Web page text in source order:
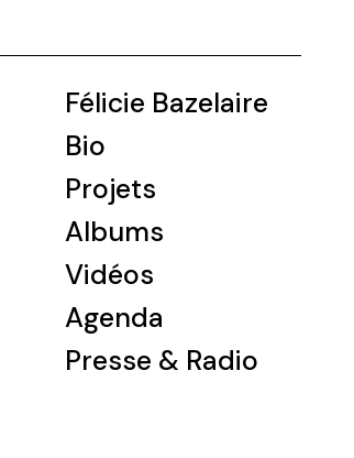
Félicie Bazelaire
Bio
Projets
Albums
Vidéos
Agenda
Presse & Radio